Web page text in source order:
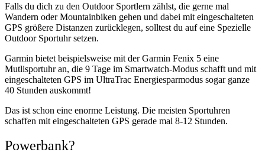
Falls du dich zu den Outdoor Sportlern zählst, die gerne mal
Wandern oder Mountainbiken gehen und dabei mit eingeschalteten
GPS größere Distanzen zurücklegen, solltest du auf eine Spezielle
Outdoor Sportuhrsetzen.
Garmin bietet beispielsweise mit der Garmin Fenix 5 eine
Mutlisportuhr an, die 9 Tage im Smartwatch-Modus schafft und mit
eingeschalteten GPS im UltraTrac Energiesparmodus sogar ganze
40 Stunden auskommt!
Das ist schon eine enorme Leistung. Die meisten Sportuhren
schaffen mit eingeschalteten GPS gerade mal 8-12 Stunden.
Powerbank?